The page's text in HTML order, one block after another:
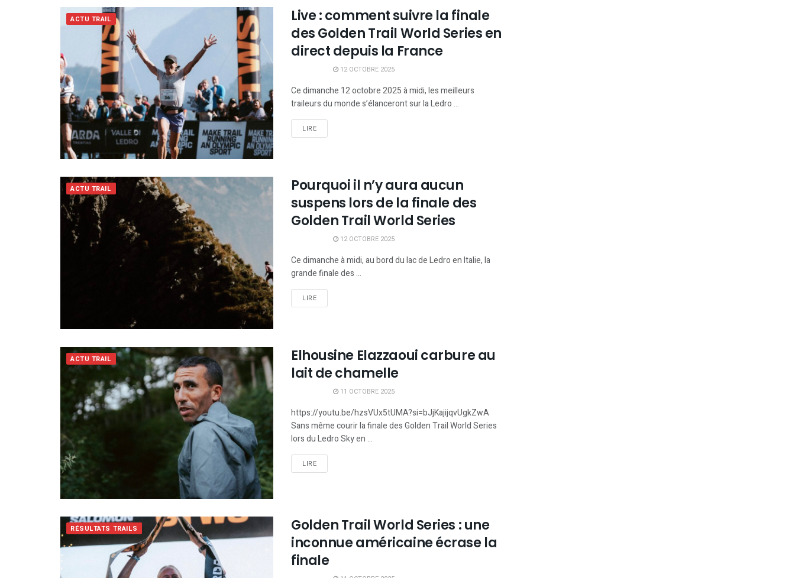
ACTU TRAIL
Live : comment suivre la finale
des Golden Trail World Series en
direct depuis la France
12 OCTOBRE 2025
Ce dimanche 12 octobre 2025 à midi, les meilleurs
traileurs du monde s’élanceront sur la Ledro ...
LIRE
ACTU TRAIL
Pourquoi il n’y aura aucun
suspens lors de la finale des
Golden Trail World Series
12 OCTOBRE 2025
Ce dimanche à midi, au bord du lac de Ledro en Italie, la
grande finale des ...
LIRE
ACTU TRAIL
Elhousine Elazzaoui carbure au
lait de chamelle
11 OCTOBRE 2025
https://youtu.be/hzsVUx5tUMA?si=bJjKajijqvUgkZwA
Sans même courir la finale des Golden Trail World Series
lors du Ledro Sky en ...
LIRE
RÉSULTATS TRAILS
Golden Trail World Series : une
inconnue américaine écrase la
finale